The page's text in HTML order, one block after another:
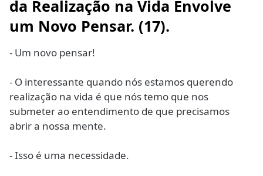
da Realização na Vida Envolve
um Novo Pensar. (17).
- Um novo pensar!
- O interessante quando nós estamos querendo
realização na vida é que nós temo que nos
submeter ao entendimento de que precisamos
abrir a nossa mente.
- Isso é uma necessidade.